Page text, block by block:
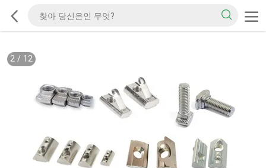
2/ 12